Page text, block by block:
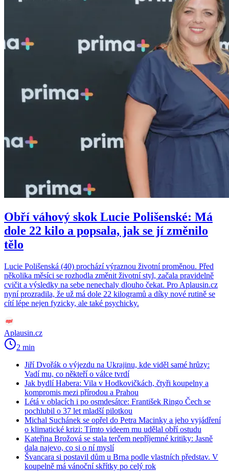
Obří váhový skok Lucie Polišenské: Má
dole 22 kilo a popsala, jak se jí změnilo
tělo
Lucie Polišenská (40) prochází výraznou životní proměnou. Před
několika měsíci se rozhodla změnit životní styl, začala pravidelně
cvičit a výsledky na sebe nenechaly dlouho čekat. Pro Aplausin.cz
nyní prozradila, že už má dole 22 kilogramů a díky nové rutině se
cítí lépe nejen fyzicky, ale také psychicky.
Aplausin.cz
2 min
Jiří Dvořák o výjezdu na Ukrajinu, kde viděl samé hrůzy:
Vadí mu, co někteří o válce tvrdí
Jak bydlí Habera: Vila v Hodkovičkách, čtyři koupelny a
kompromis mezi přírodou a Prahou
Létá v oblacích i po osmdesátce: František Ringo Čech se
pochlubil o 37 let mladší pilotkou
Michal Suchánek se opřel do Petra Macinky a jeho vyjádření
o klimatické krizi: Tímto videem mu udělal obří ostudu
Kateřina Brožová se stala terčem nepříjemné kritiky: Jasně
dala najevo, co si o ní myslí
Švancara si postavil dům u Brna podle vlastních představ. V
koupelně má vánoční skřítky po celý rok